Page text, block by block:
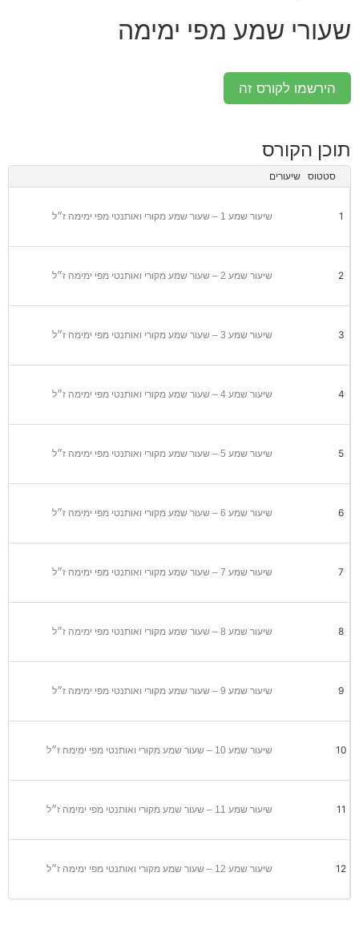
שעורי שמע מפי ימימה
הירשמו לקורס זה
תוכן הקורס
שיעורים סטטוס
1 שיעור שמע 1 – שעור שמע מקורי ואותנטי מפי ימימה ז״ל
2 שיעור שמע 2 – שעור שמע מקורי ואותנטי מפי ימימה ז״ל
3 שיעור שמע 3 – שעור שמע מקורי ואותנטי מפי ימימה ז״ל
4 שיעור שמע 4 – שעור שמע מקורי ואותנטי מפי ימימה ז״ל
5 שיעור שמע 5 – שעור שמע מקורי ואותנטי מפי ימימה ז״ל
6 שיעור שמע 6 – שעור שמע מקורי ואותנטי מפי ימימה ז״ל
7 שיעור שמע 7 – שעור שמע מקורי ואותנטי מפי ימימה ז״ל
8 שיעור שמע 8 – שעור שמע מקורי ואותנטי מפי ימימה ז״ל
9 שיעור שמע 9 – שעור שמע מקורי ואותנטי מפי ימימה ז״ל
10 שיעור שמע 10 – שעור שמע מקורי ואותנטי מפי ימימה ז״ל
11 שיעור שמע 11 – שעור שמע מקורי ואותנטי מפי ימימה ז״ל
12 שיעור שמע 12 – שעור שמע מקורי ואותנטי מפי ימימה ז״ל